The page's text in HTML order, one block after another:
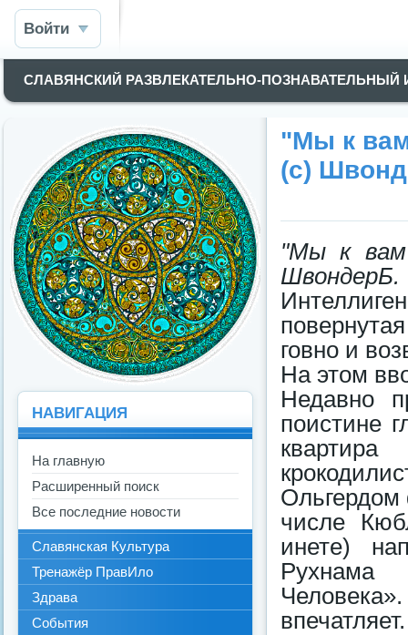
Войти
СЛАВЯНСКИЙ РАЗВЛЕКАТЕЛЬНО-
"Мы к
(с)
"Мы к вам
ШвондерБ.
говно и
На этом
Недавно
поистине
Ольгердом
числе
инете)
Рухнама
НАВИГАЦИЯ
На главную
Расширенный поиск
Все последние новости
Славянская Культура
Тренажёр ПравИло
Здрава
События